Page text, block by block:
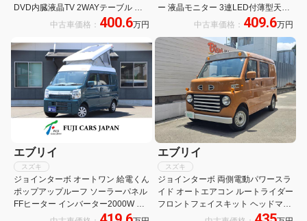
DVD内臓液晶TV 2WAYテーブル ス
ライド式収納 シンクユニット スライ
中古車価格： 400.6万円
ー 液晶モニター 3連LED付薄型天井
飾り板付照明 ロングスライドフレキ
ライト 電子レンジ コンプレッサー冷
蔵庫 サッシ式網戸 遮光カーテン
中古車価格： 409.6万円
エブリイ
スズキ
ジョインターボ オートワン 給電くん
ポップアップルーフ ソーラーパネル
FFヒーター インバーター2000W 外
部電源 12V電子レンジ ドライブレコ
エブリイ
スズキ
ジョインターボ 両側電動パワースラ
イド オートエアコン ルートライダー
フロントフェイスキット ヘッドマー
ク リアキット リアゲートパネル ク